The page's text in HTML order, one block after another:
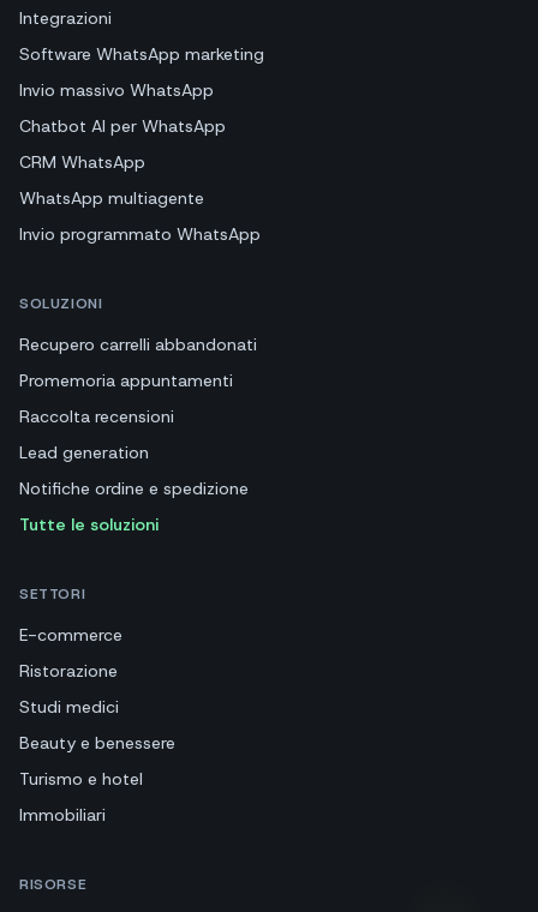
Integrazioni
Software WhatsApp marketing
Invio massivo WhatsApp
Chatbot AI per WhatsApp
CRM WhatsApp
WhatsApp multiagente
Invio programmato WhatsApp
SOLUZIONI
Recupero carrelli abbandonati
Promemoria appuntamenti
Raccolta recensioni
Lead generation
Notifiche ordine e spedizione
Tutte le soluzioni
SETTORI
E-commerce
Ristorazione
Studi medici
Beauty e benessere
Turismo e hotel
Immobiliari
RISORSE